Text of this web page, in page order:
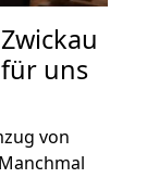
uns
von